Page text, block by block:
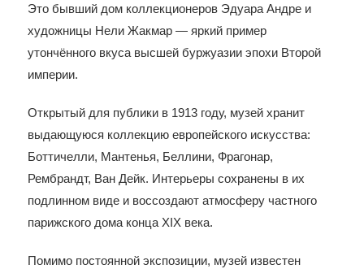
Это бывший дом коллекционеров Эдуара Андре и
художницы Нели Жакмар — яркий пример
утончённого вкуса высшей буржуазии эпохи Второй
империи.
Открытый для публики в 1913 году, музей хранит
выдающуюся коллекцию европейского искусства:
Боттичелли, Мантенья, Беллини, Фрагонар,
Рембрандт, Ван Дейк. Интерьеры сохранены в их
подлинном виде и воссоздают атмосферу частного
парижского дома конца XIX века.
Помимо постоянной экспозиции, музей известен